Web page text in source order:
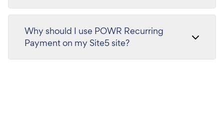
Why should I use POWR Recurring
Payment on my Site5 site?